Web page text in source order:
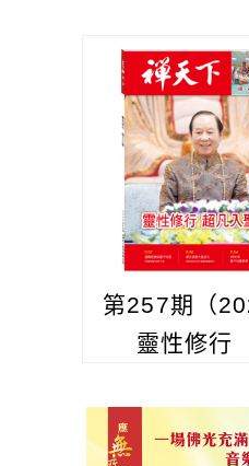
第257期（
靈性修行